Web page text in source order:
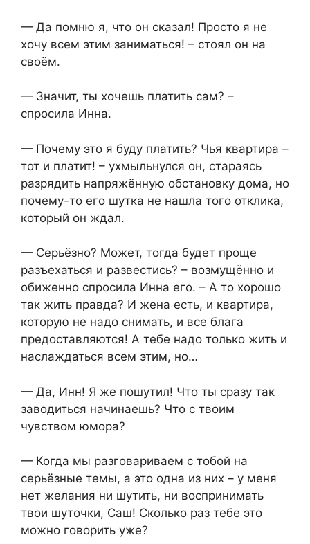
— Да помню я, что он сказал! Просто я не
хочу всем этим заниматься! – стоял он на
своём.
— Значит, ты хочешь платить сам? –
спросила Инна.
— Почему это я буду платить? Чья квартира –
тот и платит! – ухмыльнулся он, стараясь
разрядить напряжённую обстановку дома, но
почему-то его шутка не нашла того отклика,
который он ждал.
— Серьёзно? Может, тогда будет проще
разъехаться и развестись? – возмущённо и
обиженно спросила Инна его. – А то хорошо
так жить правда? И жена есть, и квартира,
которую не надо снимать, и все блага
предоставляются! А тебе надо только жить и
наслаждаться всем этим, но…
— Да, Инн! Я же пошутил! Что ты сразу так
заводиться начинаешь? Что с твоим
чувством юмора?
— Когда мы разговариваем с тобой на
серьёзные темы, а это одна из них – у меня
нет желания ни шутить, ни воспринимать
твои шуточки, Саш! Сколько раз тебе это
можно говорить уже?